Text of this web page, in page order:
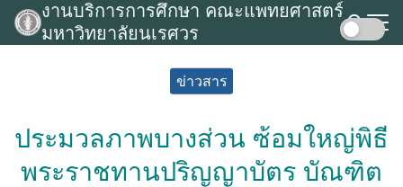
Skip
งานบริการการศึกษา คณะแพทยศาสตร์
มหาวิทยาลัยนเรศวร
ข่าวสาร
ประมวลภาพบางส่วน ซ้อมใหญ่พิธี
พระราชทานปริญญาบัตร บัณฑิต